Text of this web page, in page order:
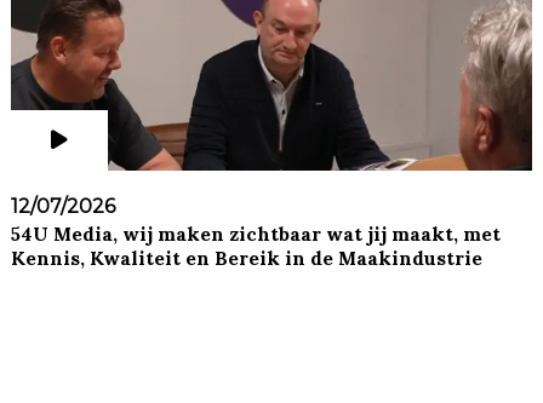
12/07/2026
54U Media, wij maken zichtbaar wat jij maakt, met
Kennis, Kwaliteit en Bereik in de Maakindustrie